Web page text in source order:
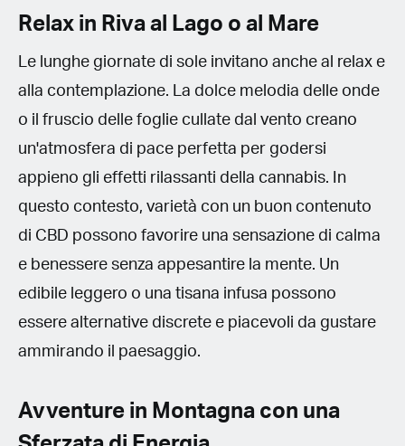
Relax in Riva al Lago o al Mare
Le lunghe giornate di sole invitano anche al relax e
alla contemplazione. La dolce melodia delle onde
o il fruscio delle foglie cullate dal vento creano
un'atmosfera di pace perfetta per godersi
appieno gli effetti rilassanti della cannabis. In
questo contesto, varietà con un buon contenuto
di CBD possono favorire una sensazione di calma
e benessere senza appesantire la mente. Un
edibile leggero o una tisana infusa possono
essere alternative discrete e piacevoli da gustare
ammirando il paesaggio.
Avventure in Montagna con una